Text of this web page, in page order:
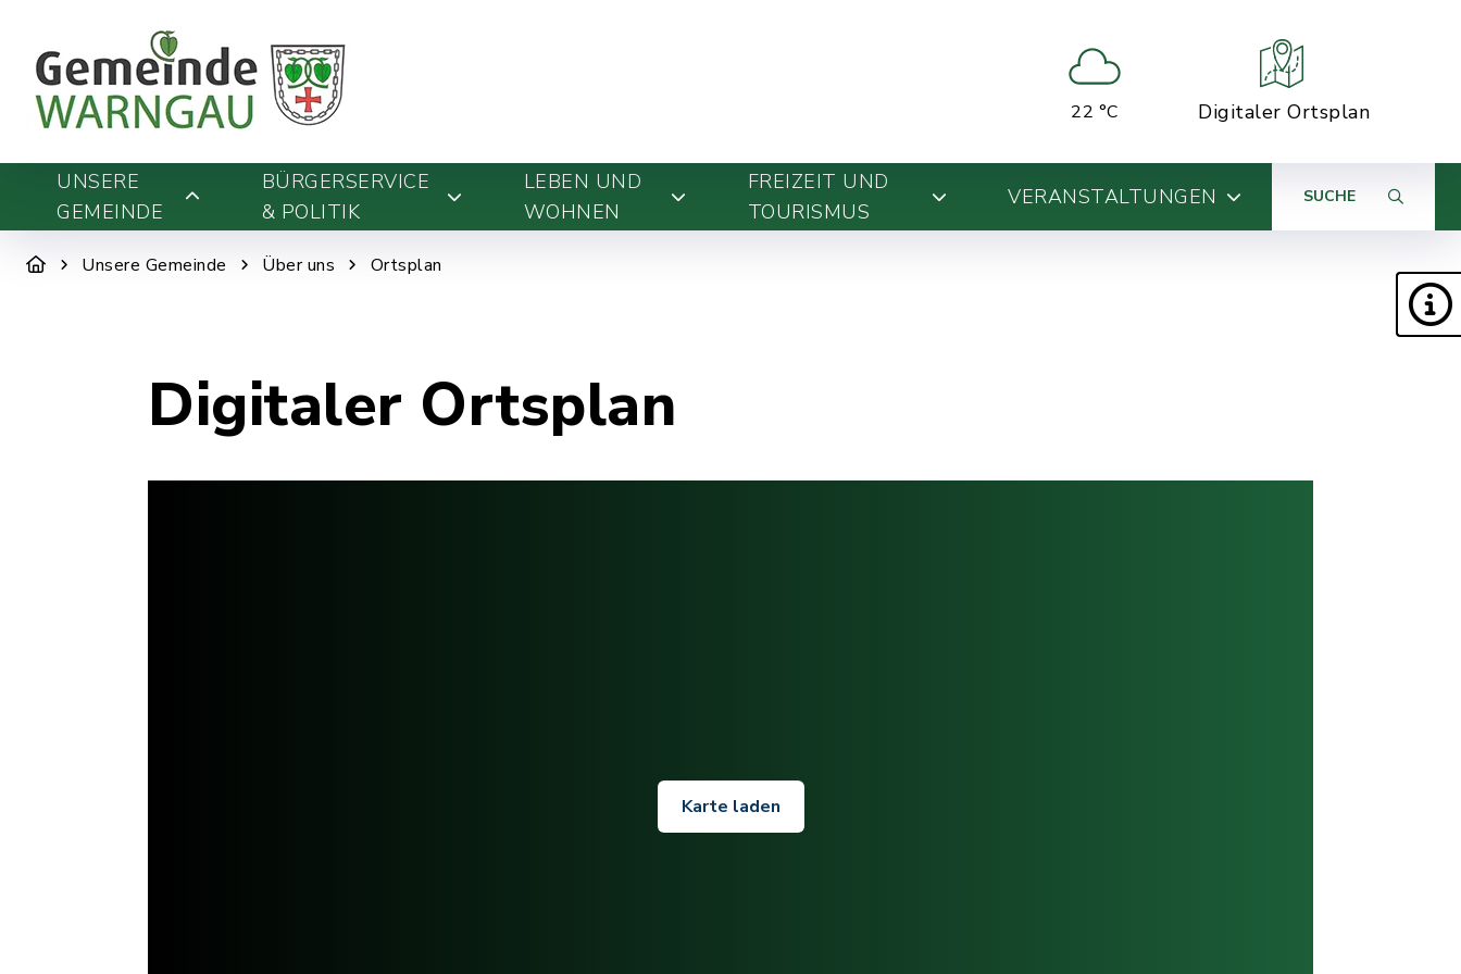
22 °C Digitaler Ortsplan
UNSERE
GEMEINDE
BÜRGERSERVICE
& POLITIK
LEBEN UND
WOHNEN
FREIZEIT UND
TOURISMUS
VERANSTALTUNGEN SUCHE
Unsere Gemeinde Über uns Ortsplan
Digitaler Ortsplan
Karte laden